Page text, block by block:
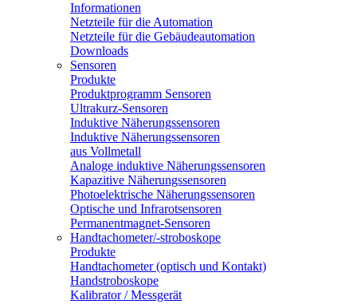
Informationen
Netzteile für die Automation
Netzteile für die Gebäudeautomation
Downloads
Sensoren
Produkte
Produktprogramm Sensoren
Ultrakurz-Sensoren
Induktive Näherungssensoren
Induktive Näherungssensoren
aus Vollmetall
Analoge induktive Näherungssensoren
Kapazitive Näherungssensoren
Photoelektrische Näherungssensoren
Optische und Infrarotsensoren
Permanentmagnet-Sensoren
Handtachometer/-stroboskope
Produkte
Handtachometer (optisch und Kontakt)
Handstroboskope
Kalibrator / Messgerät